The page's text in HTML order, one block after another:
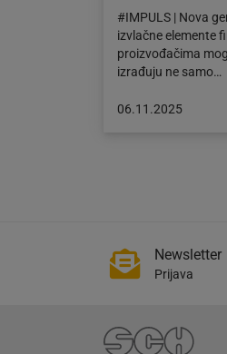
#IMPULS | Nova
izvlačne elemente
proizvođačima
izrađuju ne samo…
Objava
06.11.2025
Newsletter
Prijava